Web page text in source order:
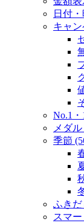
日付
キャン
No.1・
メダ
季節
ふきだ
スマ